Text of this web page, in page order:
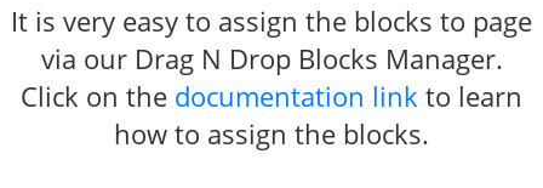
It is very easy to assign the blocks to page
via our Drag N Drop Blocks Manager.
Click on the documentation link to learn
how to assign the blocks.